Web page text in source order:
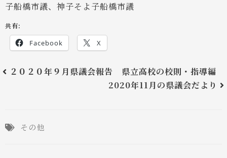
子船橋市議、神子そよ子船橋市議
共有:
Facebook X
２０２０年９月県議会報告 県立高校の校則・指導編
2020年11月の県議会だより
その他